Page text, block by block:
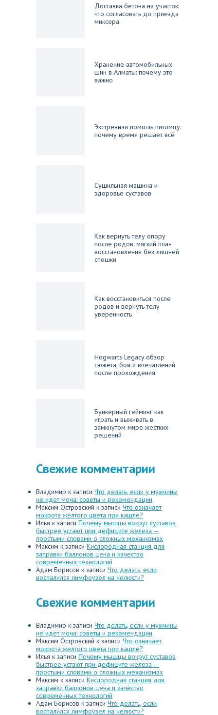
Доставка бетона на участок:
что согласовать до приезда
миксера
Хранение автомобильных
шин в Алматы: почему это
важно
Экстренная помощь питомцу:
почему время решает всё
Сушильная машина и
здоровье суставов
Как вернуть телу опору
после родов: мягкий план
восстановления без лишней
спешки
Как восстановиться после
родов и вернуть телу
уверенность
Hogwarts Legacy обзор
сюжета, боя и впечатлений
после прохождения
Бункерный гейминг как
играть и выживать в
замкнутом мире жестких
решений
Свежие комментарии
Владимир к записи Что делать, если у мужчины
не идет моча: советы и рекомендации
Максим Островский к записи Что означает
мокрота желтого цвета при кашле?
Илья к записи Почему мышцы вокруг суставов
быстрее устают при дефиците железа —
простыми словами о сложных механизмах
Максим к записи Кислородная станция для
заправки баллонов цена и качество
современных технологий
Адам Борисов к записи Что делать, если
воспалился лимфоузел на челюсти?
Свежие комментарии
Владимир к записи Что делать, если у мужчины
не идет моча: советы и рекомендации
Максим Островский к записи Что означает
мокрота желтого цвета при кашле?
Илья к записи Почему мышцы вокруг суставов
быстрее устают при дефиците железа —
простыми словами о сложных механизмах
Максим к записи Кислородная станция для
заправки баллонов цена и качество
современных технологий
Адам Борисов к записи Что делать, если
воспалился лимфоузел на челюсти?